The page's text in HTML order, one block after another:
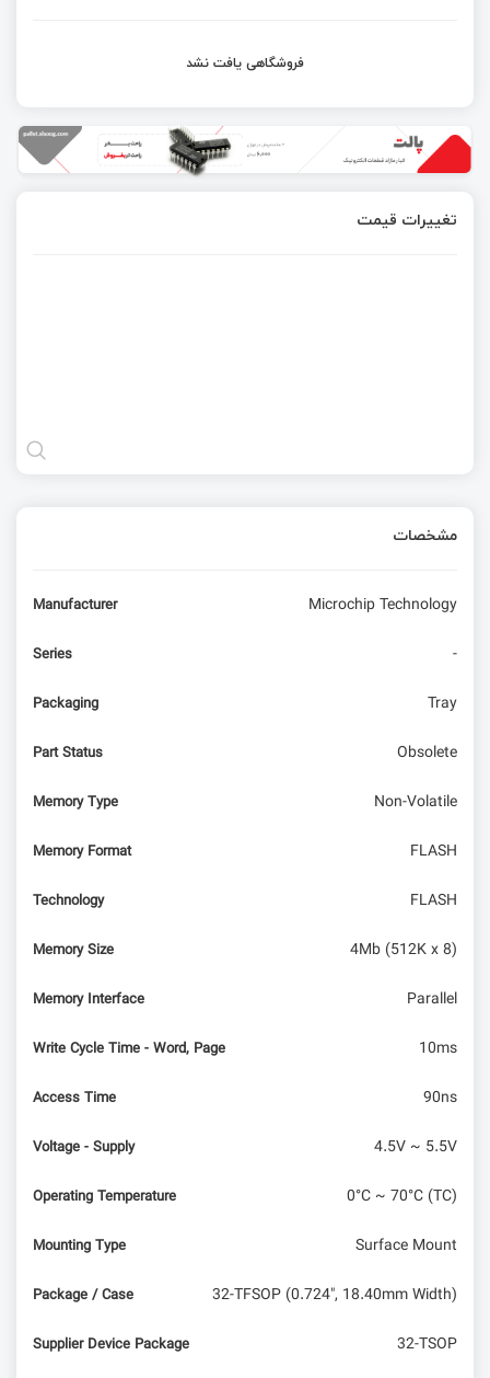
فروشگاهی یافت نشد
تغییرات قیمت
مشخصات
Manufacturer Microchip Technology
Series -
Packaging Tray
Part Status Obsolete
Memory Type Non-Volatile
Memory Format FLASH
Technology FLASH
Memory Size 4Mb (512K x 8)
Memory Interface Parallel
Write Cycle Time - Word, Page 10ms
Access Time 90ns
Voltage - Supply 4.5V ~ 5.5V
Operating Temperature 0°C ~ 70°C (TC)
Mounting Type Surface Mount
Package / Case 32-TFSOP (0.724", 18.40mm Width)
Supplier Device Package 32-TSOP